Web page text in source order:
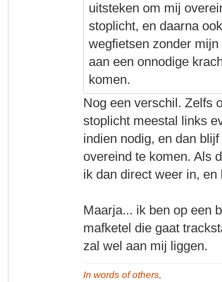
uitsteken om mij
stoplicht, en daarna
wegfietsen zonder
aan een onnodige
komen.
Nog een verschil. Zelfs
stoplicht meestal links
indien nodig, en dan
overeind te komen. Als
ik dan direct weer in,
Maarja... ik ben op een
mafketel die gaat
zal wel aan mij liggen.
In words of others,